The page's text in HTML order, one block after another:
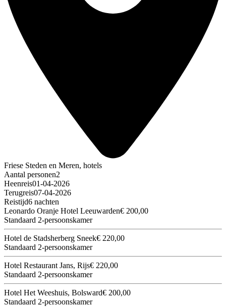
Friese Steden en Meren, hotels
Aantal personen2
Heenreis01-04-2026
Terugreis07-04-2026
Reistijd6 nachten
Leonardo Oranje Hotel Leeuwarden€ 200,00
Standaard 2-persoonskamer
Hotel de Stadsherberg Sneek€ 220,00
Standaard 2-persoonskamer
Hotel Restaurant Jans, Rijs€ 220,00
Standaard 2-persoonskamer
Hotel Het Weeshuis, Bolsward€ 200,00
Standaard 2-persoonskamer